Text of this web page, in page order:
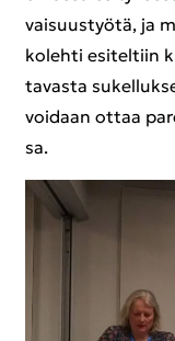
vai­suus­työ­tä, ja
ko­leh­ti esi­tel­tiin
ta­vas­ta
voi­daan ottaa
sa.